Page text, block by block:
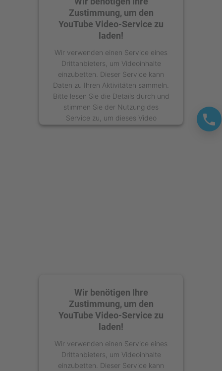
Zustimmung, um den
YouTube Video-Service zu
laden!
Wir verwenden einen Service eines
Drittanbieters, um Videoinhalte
einzubetten. Dieser Service kann
Daten zu Ihren Aktivitäten sammeln.
Bitte lesen Sie die Details durch und
stimmen Sie der Nutzung des
Service zu, um dieses Video
anzusehen.
Wir benötigen Ihre
Zustimmung, um den
YouTube Video-Service zu
laden!
Wir verwenden einen Service eines
Drittanbieters, um Videoinhalte
einzubetten. Dieser Service kann